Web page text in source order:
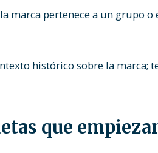
marca pertenece a un grupo
histórico sobre la marca;
que